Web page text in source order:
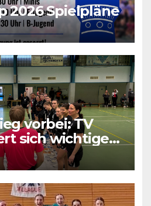
2026 Spielpläne
vorbei: TV
sich wichtigen